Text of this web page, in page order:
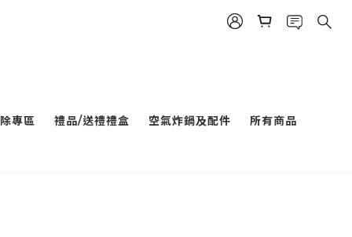
專區 禮品/送禮禮盒 空氣炸鍋及配件 所有商品